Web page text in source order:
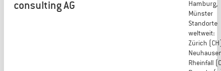
consulting AG
Hamburg,
Münster
Standorte
weltweit:
Zürich
Rheinfall